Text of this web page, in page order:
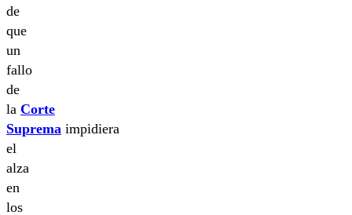
de
que
un
fallo
de
la Corte
Suprema impidiera
el
alza
en
los